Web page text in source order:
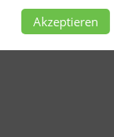
Akzeptieren